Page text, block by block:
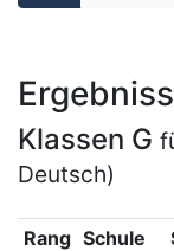
Klassen G
Deutsch)
Rang Schule